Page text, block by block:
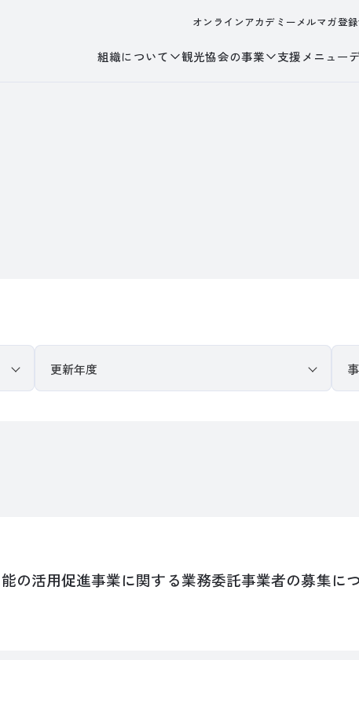
オンラインアカデミーメルマガ登録
組織について 観光協会の事業 支援メニュー
の活用促進事業に関する業務委託事業者の募集に